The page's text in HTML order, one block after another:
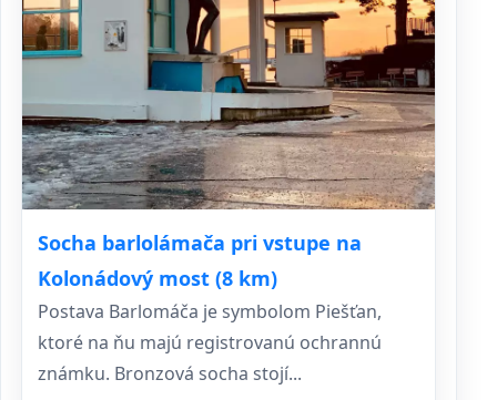
Socha barlolámača pri vstupe na
Kolonádový most (8 km)
Postava Barlomáča je symbolom Piešťan,
ktoré na ňu majú registrovanú ochrannú
známku. Bronzová socha stojí...